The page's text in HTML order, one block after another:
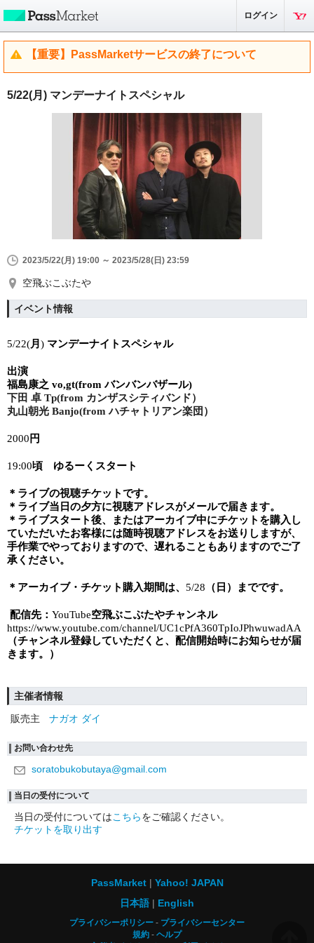
ログイン
【重要】PassMarketサービスの終了について
5/22(月) マンデーナイトスペシャル
2023/5/22(月) 19:00 ～ 2023/5/28(日) 23:59
空飛ぶこぶたや
イベント情報
5/22(月 ) マンデーナイトスペシャル
出演
福島康之 vo,gt(fromバンバンバザール)
下田 卓 Tp(from カンザスシティバンド）
丸山朝光 Banjo(fromハチャトリアン楽団）
2000 円
19:00頃 ゆるーくスタート
＊ライブの視聴チケットです。
＊ライブ当日の夕方に視聴アドレスがメールで届きます。
＊ライブスタート後、またはアーカイブ中にチケットを購入し
ていただいたお客様には随時視聴アドレスをお送りしますが、
手作業でやっておりますので、遅れることもありますのでご了
承ください。
＊アーカイブ・チケット購入期間は、 5/28 （日）までです。
配信先： YouTube空飛ぶこぶたやチャンネル
https://www.youtube.com/channel/UC1cPfA360TpIoJPhwuwadAA
（チャンネル登録していただくと、配信開始時にお知らせが届
きます。）
主催者情報
販売主
ナガオ ダイ
お問い合わせ先
soratobukobutaya@gmail.com
当日の受付について
当日の受付についてはこちらをご確認ください。
チケットを取り出す
PassMarket
Yahoo! JAPAN
日本語
English
プライバシーポリシー
プライバシーセンター
規約
ヘルプ